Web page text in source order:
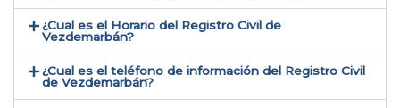
¿Cual es el Horario del Registro Civil de
Vezdemarbán?
¿Cual es el teléfono de información del Registro Civil
de Vezdemarbán​?